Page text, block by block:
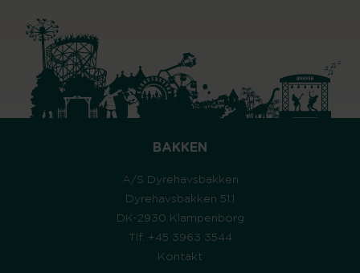
BAKKEN
A/S Dyrehavsbakken
Dyrehavsbakken 51.1
DK-2930 Klampenborg
Tlf. +45 3963 3544
Kontakt